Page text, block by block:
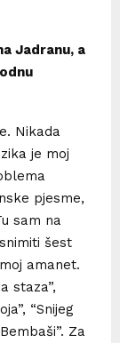
Jadranu, a
Nikada
je moj
pjesme,
sam na
šest
amanet.
staza”,
“Snijeg
Za